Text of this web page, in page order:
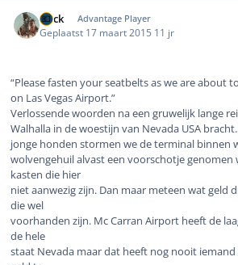
Buck Advantage Player
Geplaatst 17 maart 2015 11 jr
“Please fasten your seatbelts as we are about
on Las Vegas Airport.”
Verlossende woorden na een gruwelijk lange
Walhalla in de woestijn van Nevada USA
jonge honden stormen we de terminal binnen
wolvengehuil alvast een voorschotje
kasten die hier
niet aanwezig zijn. Dan maar meteen wat geld
die wel
voorhanden zijn. Mc Carran Airport heeft de
de hele
staat Nevada maar dat heeft nog nooit